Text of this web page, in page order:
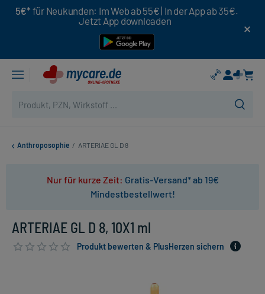
5€* für Neukunden: Im Web ab 55€ | In der App ab 35€.
Jetzt App downloaden
Anthroposophie / ARTERIAE GL D 8
Nur für kurze Zeit: Gratis-Versand* ab 19€
Mindestbestellwert!
ARTERIAE GL D 8, 10X1 ml
Produkt bewerten & PlusHerzen sichern